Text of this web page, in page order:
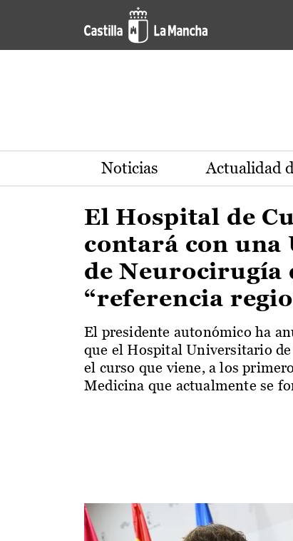
Pasar al contenido principal
Actualidad de la región
Noticias Actualidad
El Hospital de
contará con una
de Neurocirugía
“referencia
El presidente autonómico ha
que el Hospital Universitario de
el curso que viene, a los
Medicina que actualmente se